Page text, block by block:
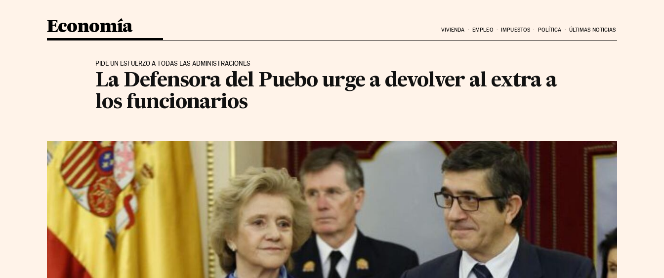
Economía VIVIENDA EMPLEO IMPUESTOS POLÍTICA ÚLTIMAS NOTICIAS
PIDE UN ESFUERZO A TODAS LAS ADMINISTRACIONES
La Defensora del Puebo urge a devolver al extra a
los funcionarios